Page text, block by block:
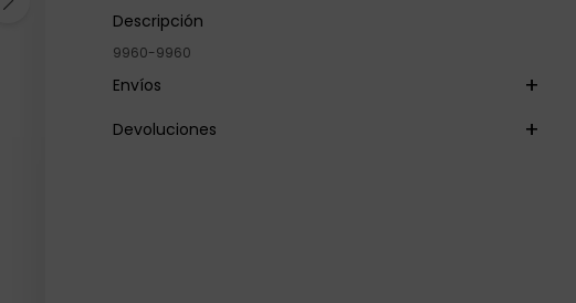
Descripción
9960-9960
Envíos
Devoluciones